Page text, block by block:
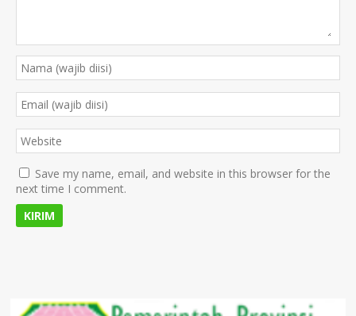
Save my name, email, and website in this browser for the
next time I comment.